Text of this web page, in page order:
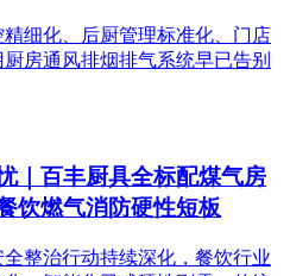
细化、后厨管理标准化、门店
房通风排烟排气系统早已告别
｜百丰厨具全标配煤气房
饮燃气消防硬性短板
整治行动持续深化，餐饮行业